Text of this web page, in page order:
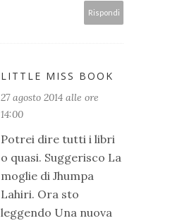
Rispondi
LITTLE MISS BOOK
27 agosto 2014 alle ore
14:00
Potrei dire tutti i libri
o quasi. Suggerisco La
moglie di Jhumpa
Lahiri. Ora sto
leggendo Una nuova